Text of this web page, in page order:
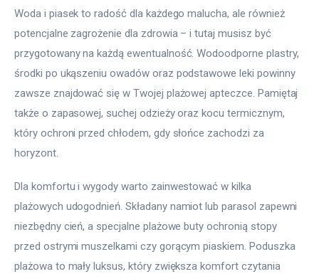
Woda i piasek to radość dla każdego malucha, ale również
potencjalne zagrożenie dla zdrowia – i tutaj musisz być
przygotowany na każdą ewentualność. Wodoodporne plastry,
środki po ukąszeniu owadów oraz podstawowe leki powinny
zawsze znajdować się w Twojej plażowej apteczce. Pamiętaj
także o zapasowej, suchej odzieży oraz kocu termicznym,
który ochroni przed chłodem, gdy słońce zachodzi za
horyzont.
Dla komfortu i wygody warto zainwestować w kilka
plażowych udogodnień. Składany namiot lub parasol zapewni
niezbędny cień, a specjalne plażowe buty ochronią stopy
przed ostrymi muszelkami czy gorącym piaskiem. Poduszka
plażowa to mały luksus, który zwiększa komfort czytania